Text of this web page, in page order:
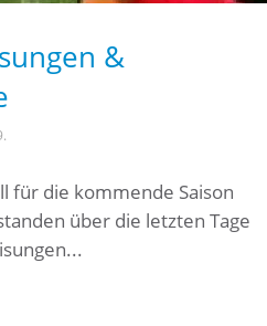
&
.
für die kommende Saison
über die letzten Tage